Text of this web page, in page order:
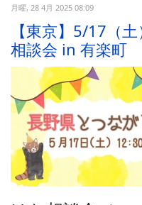
月曜, 28 4月 2025 08:09
【東京】5/17（
相談会 in 有楽町